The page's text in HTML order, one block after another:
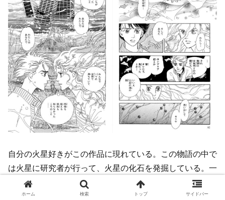
自分の火星好きがこの作品に現れている。この物語の中で
は火星に研究者が行って、火星の化石を発掘している。一
方で、キリヤという地球の少年のところに幻想がやってく
る。この青葉という少女が「私たちは昔一緒に火星でいた
ホーム 検索 トップ サイドバー